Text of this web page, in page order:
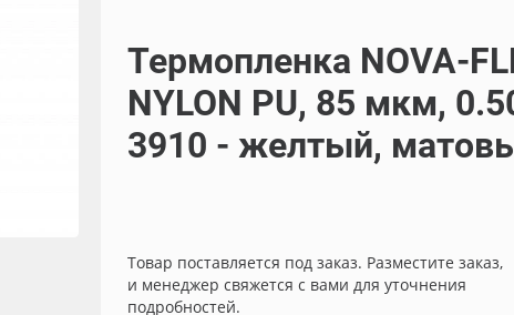
Термопленка NOVA-
NYLON PU, 85 мкм,
3910 - желтый,
Товар поставляется под заказ. Разместите заказ,
и менеджер свяжется с вами для уточнения
подробностей.